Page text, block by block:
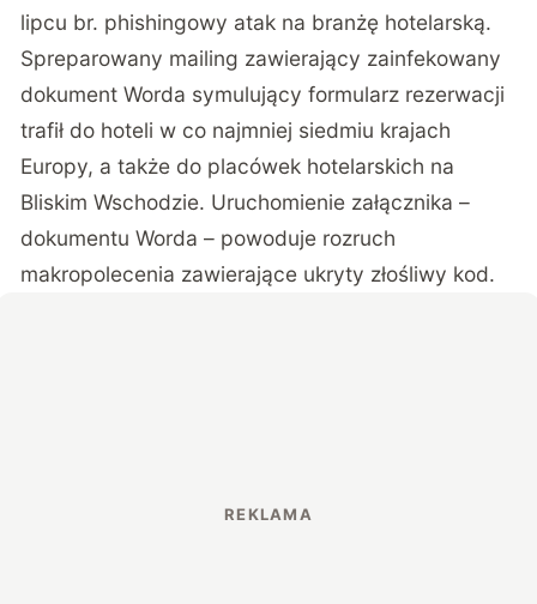
lipcu br. phishingowy atak na branżę hotelarską.
Spreparowany mailing zawierający zainfekowany
dokument Worda symulujący formularz rezerwacji
trafił do hoteli w co najmniej siedmiu krajach
Europy, a także do placówek hotelarskich na
Bliskim Wschodzie. Uruchomienie załącznika –
dokumentu Worda – powoduje rozruch
makropolecenia zawierające ukryty złośliwy kod.